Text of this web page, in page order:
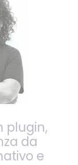
plugin,
da
e